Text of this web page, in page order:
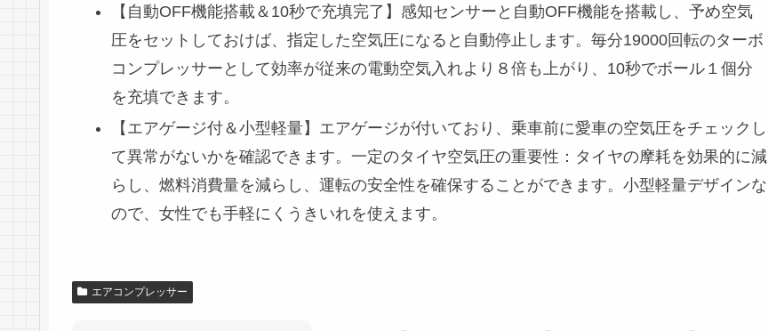
【自動OFF機能搭載＆10秒で充填完了】感知センサーと自動OFF機能を搭載し、予め空気
圧をセットしておけば、指定した空気圧になると自動停止します。毎分19000回転のターボ
コンプレッサーとして効率が従来の電動空気入れより８倍も上がり、10秒でボール１個分
を充填できます。
【エアゲージ付＆小型軽量】エアゲージが付いており、乗車前に愛車の空気圧をチェックし
て異常がないかを確認できます。一定のタイヤ空気圧の重要性：タイヤの摩耗を効果的に減
らし、燃料消費量を減らし、運転の安全性を確保することができます。小型軽量デザインな
ので、女性でも手軽にくうきいれを使えます。
エアコンプレッサー